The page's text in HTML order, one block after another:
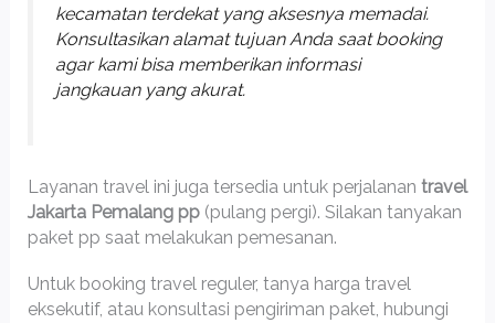
kecamatan terdekat yang aksesnya memadai.
Konsultasikan alamat tujuan Anda saat booking
agar kami bisa memberikan informasi
jangkauan yang akurat.
Layanan travel ini juga tersedia untuk perjalanan travel
Jakarta Pemalang pp(pulang pergi). Silakan tanyakan
paket pp saat melakukan pemesanan.
Untuk booking travel reguler, tanya harga travel
eksekutif, atau konsultasi pengiriman paket, hubungi